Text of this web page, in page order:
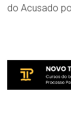
do Acusado